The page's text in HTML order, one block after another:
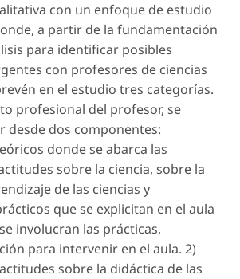
con un enfoque de estudio
a partir de la fundamentación
para identificar posibles
con profesores de ciencias
en el estudio tres categorías.
profesional del profesor, se
desde dos componentes:
donde se abarca las
sobre la ciencia, sobre la
de las ciencias y
que se explicitan en el aula
involucran las prácticas,
para intervenir en el aula. 2)
sobre la didáctica de las